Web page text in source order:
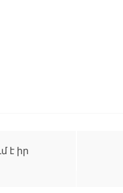
է իր